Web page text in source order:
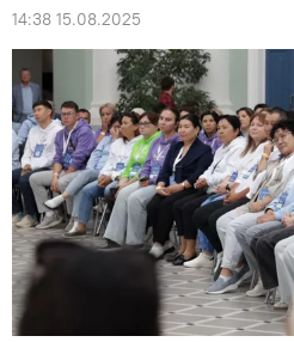
14:38 15.08.2025